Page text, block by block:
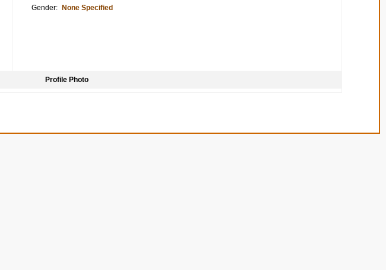
Gender:
None Specified
Profile Photo